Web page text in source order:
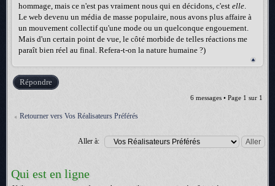
hommage, mais ce n'est pas vraiment nous qui en décidons, c'est elle.
Le web devenu un média de masse populaire, nous avons plus affaire à
un mouvement collectif qu'une mode ou un quelconque engouement.
Mais d'un certain point de vue, le côté morbide de telles réactions me
paraît bien réel au final. Refera-t-on la nature humaine ?)
Répondre
6 messages • Page 1 sur 1
Retourner vers Vos Réalisateurs Préférés
Aller à:
Qui est en ligne